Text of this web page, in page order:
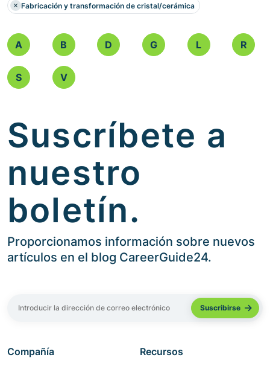
Fabricación y transformación de cristal/cerámica
A B D G L R
S V
Suscríbete a
nuestro
boletín.
Proporcionamos información sobre nuevos
artículos en el blog CareerGuide24.
Compañía Recursos